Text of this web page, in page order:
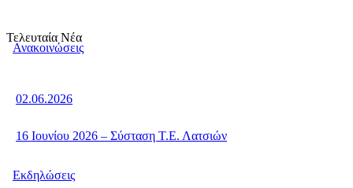
Τελευταία Νέα
02.06.2026
16 Ιουνίου 2026 – Σύσταση Τ.Ε. Λατσιών
Ανακοινώσεις
Εκδηλώσεις